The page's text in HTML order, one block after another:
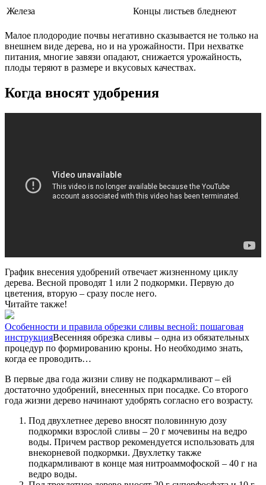
Железа
Концы листьев бледнеют
Малое плодородие почвы негативно сказывается не только на
внешнем виде дерева, но и на урожайности. При нехватке
питания, многие завязи опадают, снижается урожайность,
плоды теряют в размере и вкусовых качествах.
Когда вносят удобрения
График внесения удобрений отвечает жизненному циклу
дерева. Весной проводят 1 или 2 подкормки. Первую до
цветения, вторую – сразу после него.
Читайте также!
Особенности и правила обрезки сливы весной: пошаговая
инструкцияВесенняя обрезка сливы – одна из обязательных
процедур по формированию кроны. Но необходимо знать,
когда ее проводить…
В первые два года жизни сливу не подкармливают – ей
достаточно удобрений, внесенных при посадке. Со второго
года жизни дерево начинают удобрять согласно его возрасту.
Под двухлетнее дерево вносят половинную дозу
подкормки взрослой сливы – 20 г мочевины на ведро
воды. Причем раствор рекомендуется использовать для
внекорневой подкормки. Двухлетку также
подкармливают в конце мая нитроаммофоской – 40 г на
ведро воды.